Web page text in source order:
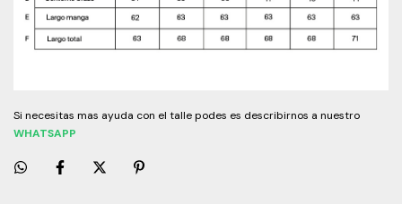
Si necesitas mas ayuda con el talle podes es describirnos a nuestro
WHATSAPP